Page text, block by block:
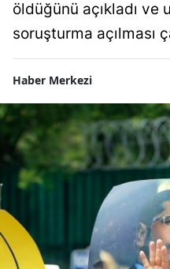
öldüğünü açıkladı ve
soruşturma açılması
Haber Merkezi